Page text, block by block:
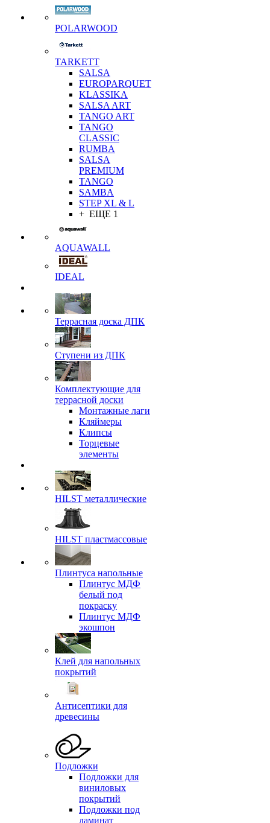
POLARWOOD
TARKETT
SALSA
EUROPARQUET
KLASSIKA
SALSA ART
TANGO ART
TANGO
CLASSIC
RUMBA
SALSA
PREMIUM
TANGO
SAMBA
STEP XL & L
+ ЕЩЕ 1
AQUAWALL
IDEAL
Террасная доска ДПК
Ступени из ДПК
Комплектующие для
террасной доски
Монтажные лаги
Кляймеры
Клипсы
Торцевые
элементы
HILST металлические
HILST пластмассовые
Плинтуса напольные
Плинтус МДФ
белый под
покраску
Плинтус МДФ
экошпон
Клей для напольных
покрытий
Антисептики для
древесины
Подложки
Подложки для
виниловых
покрытий
Подложки под
ламинат